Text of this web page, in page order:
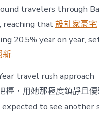
travelers through
reaching that設計家豪宅
20.5% year on year,
新.
travel rush approach
檯，用她那極度鎮靜且
expected to see another